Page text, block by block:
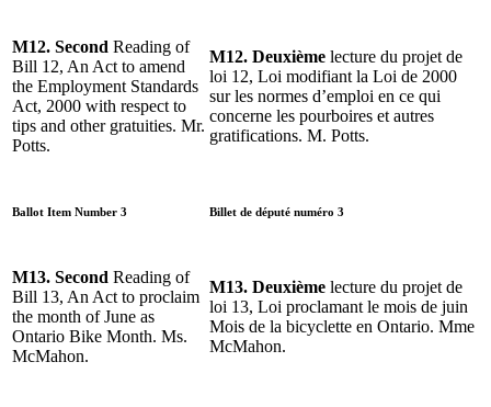
M12. Second Reading of
Bill 12, An Act to amend
the Employment Standards
Act, 2000 with respect to
tips and other gratuities. Mr.
Potts.
M12. Deuxième lecture du projet de
loi 12, Loi modifiant la Loi de 2000
sur les normes d’emploi en ce qui
concerne les pourboires et autres
gratifications. M. Potts.
Ballot Item Number 3 Billet de député numéro 3
M13. Second Reading of
Bill 13, An Act to proclaim
the month of June as
Ontario Bike Month. Ms.
McMahon.
M13. Deuxième lecture du projet de
loi 13, Loi proclamant le mois de juin
Mois de la bicyclette en Ontario. Mme
McMahon.